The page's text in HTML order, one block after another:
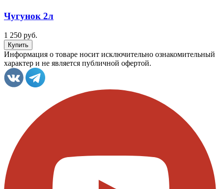
Чугунок 2л
1 250 руб.
Информация о товаре носит исключительно ознакомительный
характер и не является публичной офертой.